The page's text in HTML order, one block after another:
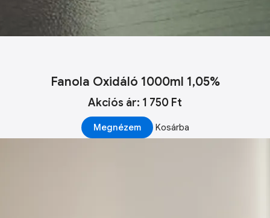
Fanola Oxidáló 1000ml 1,05%
Akciós ár: 1 750 Ft
Megnézem Kosárba